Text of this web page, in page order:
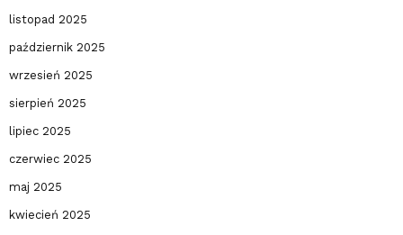
listopad 2025
październik 2025
wrzesień 2025
sierpień 2025
lipiec 2025
czerwiec 2025
maj 2025
kwiecień 2025